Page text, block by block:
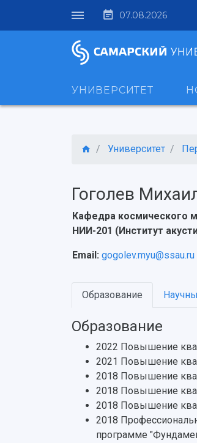
07.08.2026
УНИВЕРСИТЕТ
Университет
Гоголев
Кафедра космического
НИИ-201 (Институт
Email: gogolev.myu@ssau.ru
Образование
Образование
2022 Повышение
2021 Повышение
2018 Повышение
2018 Повышение
2018 Повышение
2018
программе